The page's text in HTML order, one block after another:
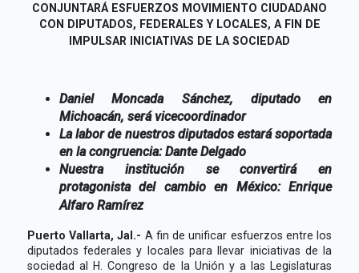
CONJUNTARÁ ESFUERZOS MOVIMIENTO CIUDADANO
CON DIPUTADOS, FEDERALES Y LOCALES, A FIN DE
IMPULSAR INICIATIVAS DE LA SOCIEDAD
Daniel Moncada Sánchez, diputado en
Michoacán, será vicecoordinador
La labor de nuestros diputados estará soportada
en la congruencia: Dante Delgado
Nuestra institución se convertirá en
protagonista del cambio en México: Enrique
Alfaro Ramírez
Puerto Vallarta, Jal.- A fin de unificar esfuerzos entre los
diputados federales y locales para llevar iniciativas de la
sociedad al H. Congreso de la Unión y a las Legislaturas